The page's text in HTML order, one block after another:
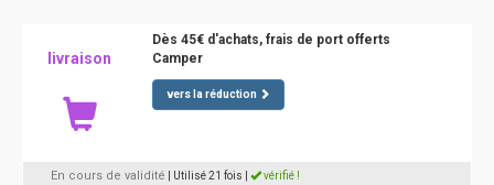
livraison
Dès 45€ d'achats, frais de port offerts
Camper
vers la réduction
En cours de validité | Utilisé 21 fois vérifié !